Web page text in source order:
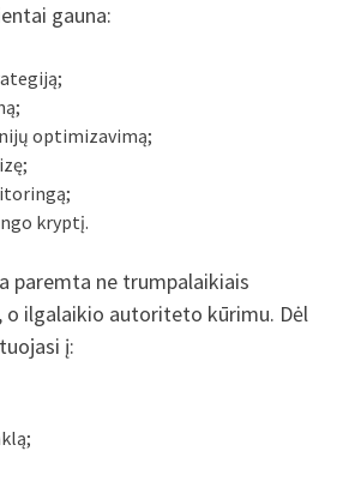
gauna:
optimizavimą;
kryptį.
paremta ne trumpalaikiais
o ilgalaikio autoriteto kūrimu. Dėl
į: